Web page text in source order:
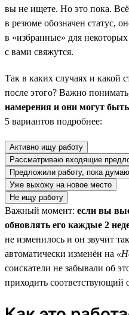
вы не ищете. Но это пока.
в резюме обозначен статус,
в «избранные» для
с вами свяжутся.
Так в каких случаях и какой
после этого? Важно
намерения и они могут
5 вариантов подробнее:
Активно ищу работу
Рассматриваю входящие
Предложили работу, пока думаю
Уже выхожу на новое место
Не ищу работу
Важный момент: если вы
обновлять его каждые 2
не изменилось и он звучит
автоматически изменён на
соискатели не забывали об
приходить соответствующий